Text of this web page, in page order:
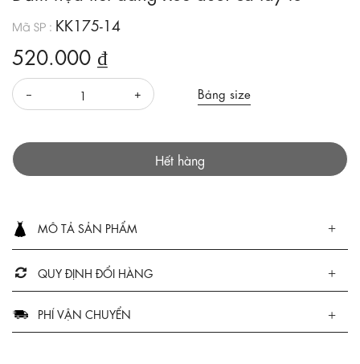
Mã SP : KK175-14
520.000 ₫
Bảng size
Hết hàng
MÔ TẢ SẢN PHẨM
QUY ĐỊNH ĐỔI HÀNG
PHÍ VẬN CHUYỂN